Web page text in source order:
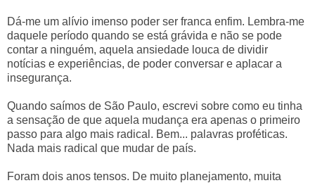
Dá-me um alívio imenso poder ser franca enfim. Lembra-me
daquele período quando se está grávida e não se pode
contar a ninguém, aquela ansiedade louca de dividir
notícias e experiências, de poder conversar e aplacar a
insegurança.
Quando saímos de São Paulo, escrevi sobre como eu tinha
a sensação de que aquela mudança era apenas o primeiro
passo para algo mais radical. Bem... palavras proféticas.
Nada mais radical que mudar de país.
Foram dois anos tensos. De muito planejamento, muita